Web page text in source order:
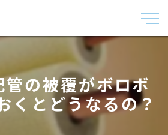
管の被覆がボロボ
くとどうなるの？